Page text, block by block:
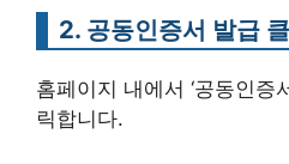
2. 공동인증서 발급
홈페이지 내에서 ‘공동인증
릭합니다.